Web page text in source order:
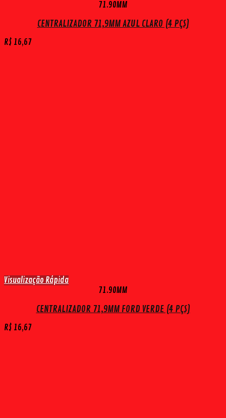
71.90MM
CENTRALIZADOR 71,9MM AZUL CLARO (4 PÇS)
R$ 16,67
Visualização Rápida
71.90MM
CENTRALIZADOR 71,9MM FORD VERDE (4 PÇS)
R$ 16,67